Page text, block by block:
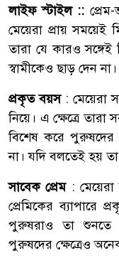
লাইফ স্টাইল ::
মেয়েরা প্রায় সময়েই
তারা যে কারও সঙ্গেই
স্বামীকেও ছাড় দেন না।
প্রকৃত বয়স: মেয়েরা
নিয়ে। এ ক্ষেত্রে
বিশেষ করে পুরুষদের
না। যদি বলতেই হয়
সাবেক প্রেম: মেয়েরা
প্রেমিকের
পুরুষরাও তা শুনতে
পুরুষদের ক্ষেত্রেও